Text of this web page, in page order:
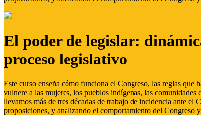
El poder de legislar:
proceso legislativo
Este curso enseña cómo funciona el Congreso, las reglas
vulnere a las mujeres, los pueblos indígenas, las
llevamos más de tres décadas de trabajo de incidencia ante
proposiciones, y analizando el comportamiento del Congreso y